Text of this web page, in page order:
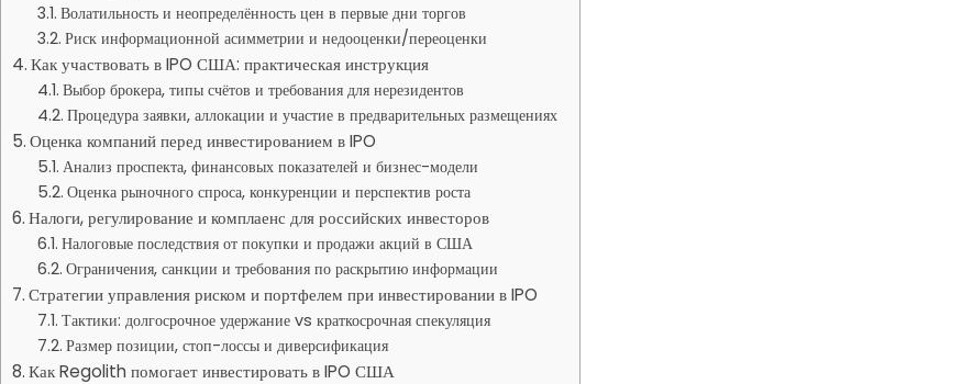
Волатильность и неопределённость цен в первые дни торгов
Риск информационной асимметрии и недооценки/переоценки
Как участвовать в IPO США: практическая инструкция
Выбор брокера, типы счётов и требования для нерезидентов
Процедура заявки, аллокации и участие в предварительных размещениях
Оценка компаний перед инвестированием в IPO
Анализ проспекта, финансовых показателей и бизнес-модели
Оценка рыночного спроса, конкуренции и перспектив роста
Налоги, регулирование и комплаенс для российских инвесторов
Налоговые последствия от покупки и продажи акций в США
Ограничения, санкции и требования по раскрытию информации
Стратегии управления риском и портфелем при инвестировании в IPO
Тактики: долгосрочное удержание vs краткосрочная спекуляция
Размер позиции, стоп-лоссы и диверсификация
Как Regolith помогает инвестировать в IPO США